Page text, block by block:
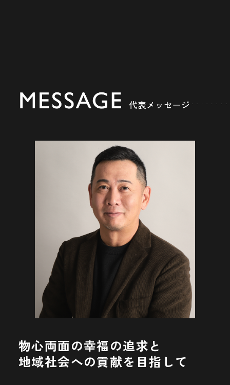
代表メッセージ
物心両面の幸福の追求と
地域社会への貢献を目指して